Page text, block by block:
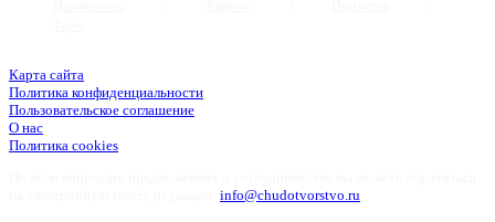
Карта сайта
Политика конфиденциальности
Пользовательское соглашение
О нас
Пoлитикa cookies
info@chudotvorstvo.ru